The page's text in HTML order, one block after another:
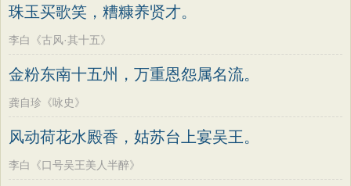
珠玉买歌笑，糟糠养贤才。
李白《古风·其十五》
金粉东南十五州，万重恩怨属名流。
龚自珍《咏史》
风动荷花水殿香，姑苏台上宴吴王。
李白《口号吴王美人半醉》